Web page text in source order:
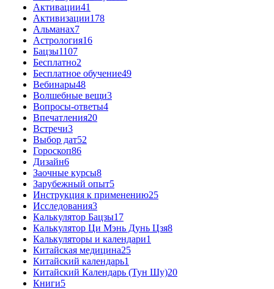
Активации41
Активизации178
Альманах7
Астрология16
Бацзы1107
Бесплатно2
Бесплатное обучение49
Вебинары48
Волшебные вещи3
Вопросы-ответы4
Впечатления20
Встречи3
Выбор дат52
Гороскоп86
Дизайн6
Заочные курсы8
Зарубежный опыт5
Инструкция к применению25
Исследования3
Калькулятор Бацзы17
Калькулятор Ци Мэнь Дунь Цзя8
Калькуляторы и календари1
Китайская медицина25
Китайский календарь1
Китайский Календарь (Тун Шу)20
Книги5